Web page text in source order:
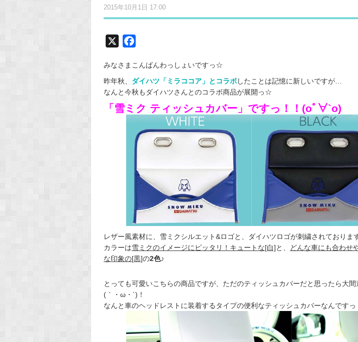
2015年10月1日 17:00
c
e
b
o
k
みなさまこんばんわっしょいですっ☆
昨年秋、 ダイハツ「ミラココア」とコラボしたことは記憶に新しいですが…
なんと今秋もダイハツさんとのコラボ商品が展開っ☆
「雪ミク ティッシュカバー」ですっ！！(oﾟ∀`o)
レザー風素材に、雪ミクシルエット&ロゴと、ダイハツロゴが刺繍されておりま
カラーは雪ミクのイメージにピッタリ！キュートな[白]と、
どんな車にも合わせ
な印象の[黒]の2色♪
とっても可愛いこちらの商品ですが、ただのティッシュカバーだと思ったら大間
(｀・ω・´)！
なんと車のヘッドレストに装着するタイプの便利なティッシュカバーなんですっ